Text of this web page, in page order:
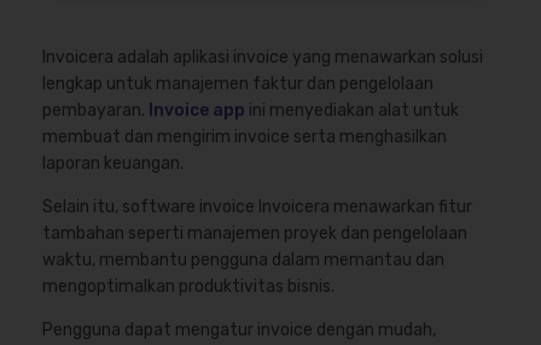
Invoicera adalah aplikasi invoice yang menawarkan solusi
lengkap untuk manajemen faktur dan pengelolaan
pembayaran. Invoice app ini menyediakan alat untuk
membuat dan mengirim invoice serta menghasilkan
laporan keuangan.
Selain itu, software invoice Invoicera menawarkan fitur
tambahan seperti manajemen proyek dan pengelolaan
waktu, membantu pengguna dalam memantau dan
mengoptimalkan produktivitas bisnis.
Pengguna dapat mengatur invoice dengan mudah,